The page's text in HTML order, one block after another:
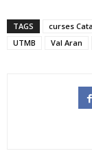
TAGS curses
UTMB
Val Aran